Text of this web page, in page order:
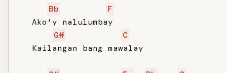
Bb
F
   Ako'y nalulumbay
G#
C
   Kailangan bang mawalay